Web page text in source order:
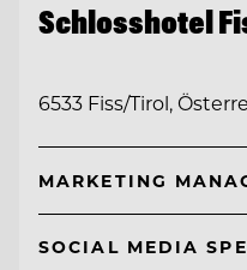
Schlosshotel
6533 Fiss/Tirol,
MARKETING
SOCIAL MEDIA